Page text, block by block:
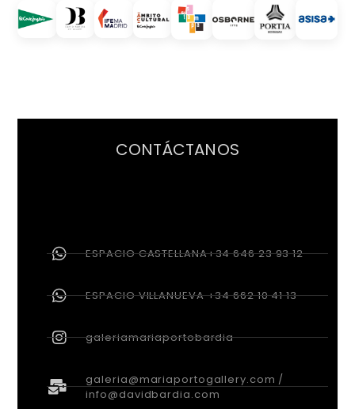
CONTÁCTANOS
ESPACIO CASTELLANA+34 646 23 93 12
ESPACIO VILLANUEVA +34 662 10 41 13
galeriamariaportobardia
galeria@mariaportogallery.com /
info@davidbardia.com